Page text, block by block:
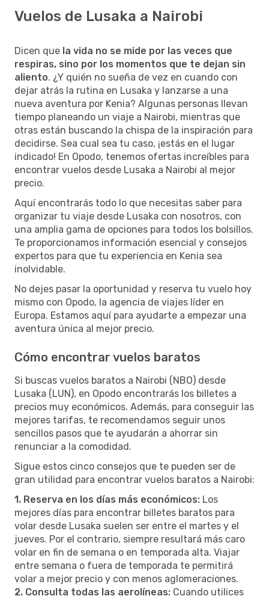
Vuelos de Lusaka a Nairobi
Dicen que la vida no se mide por las veces que
respiras, sino por los momentos que te dejan sin
aliento. ¿Y quién no sueña de vez en cuando con
dejar atrás la rutina en Lusaka y lanzarse a una
nueva aventura por Kenia? Algunas personas llevan
tiempo planeando un viaje a Nairobi, mientras que
otras están buscando la chispa de la inspiración para
decidirse. Sea cual sea tu caso, ¡estás en el lugar
indicado! En Opodo, tenemos ofertas increíbles para
encontrar vuelos desde Lusaka a Nairobi al mejor
precio.
Aquí encontrarás todo lo que necesitas saber para
organizar tu viaje desde Lusaka con nosotros, con
una amplia gama de opciones para todos los bolsillos.
Te proporcionamos información esencial y consejos
expertos para que tu experiencia en Kenia sea
inolvidable.
No dejes pasar la oportunidad y reserva tu vuelo hoy
mismo con Opodo, la agencia de viajes líder en
Europa. Estamos aquí para ayudarte a empezar una
aventura única al mejor precio.
Cómo encontrar vuelos baratos
Si buscas vuelos baratos a Nairobi (NBO) desde
Lusaka (LUN), en Opodo encontrarás los billetes a
precios muy económicos. Además, para conseguir las
mejores tarifas, te recomendamos seguir unos
sencillos pasos que te ayudarán a ahorrar sin
renunciar a la comodidad.
Sigue estos cinco consejos que te pueden ser de
gran utilidad para encontrar vuelos baratos a Nairobi:
1. Reserva en los días más económicos: Los
mejores días para encontrar billetes baratos para
volar desde Lusaka suelen ser entre el martes y el
jueves. Por el contrario, siempre resultará más caro
volar en fin de semana o en temporada alta. Viajar
entre semana o fuera de temporada te permitirá
volar a mejor precio y con menos aglomeraciones.
2. Consulta todas las aerolíneas: Cuando utilices